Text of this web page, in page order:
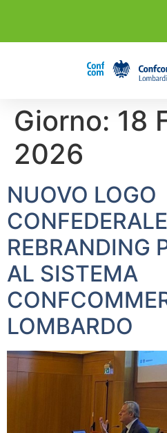
Giorno: 18
2026
NUOVO LOGO
REBRANDING
AL SISTEMA
LOMBARDO